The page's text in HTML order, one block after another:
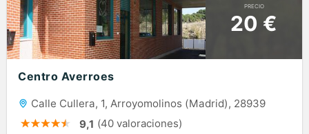
PRECIO
20 €
Centro Averroes
Calle Cullera, 1, Arroyomolinos (Madrid), 28939
9,1 (40 valoraciones)